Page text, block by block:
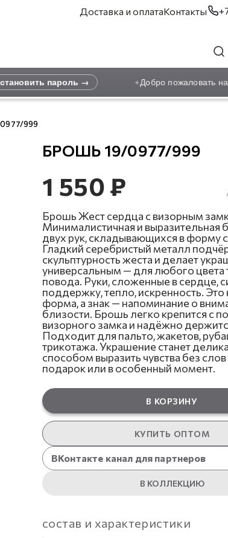
Доставка и оплатаКонтакты
пароль → Добро пожаловать на
999
БРОШЬ 19/0977/999
1 550 ₽
Брошь Жест сердца с визорным
Минималистичная и выразительная
двух рук, складывающихся в форму
Гладкий серебристый металл
скульптурность жеста и делает
универсальным — для любого цвета
повода. Руки, сложенные в сердце,
поддержку, тепло, искренность. Это
форма, а знак — напоминание о
близости. Брошь легко крепится с
визорного замка и надёжно
Подходит для пальто, жакетов,
трикотажа. Украшение станет
способом выразить чувства без
подарок или в особенный момент.
В КОРЗИНУ
КУПИТЬ ОПТОМ
ВКонтакте канал для партнеров
В КОЛЛЕКЦИЮ
состав и характеристики